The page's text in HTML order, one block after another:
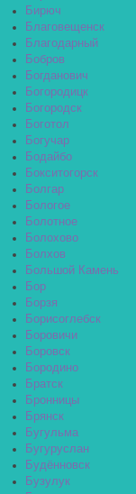
Бирюч
Благовещенск
Благодарный
Бобров
Богданович
Богородицк
Богородск
Боготол
Богучар
Бодайбо
Бокситогорск
Болгар
Бологое
Болотное
Болохово
Болхов
Большой Камень
Бор
Борзя
Борисоглебск
Боровичи
Боровск
Бородино
Братск
Бронницы
Брянск
Бугульма
Бугуруслан
Будённовск
Бузулук